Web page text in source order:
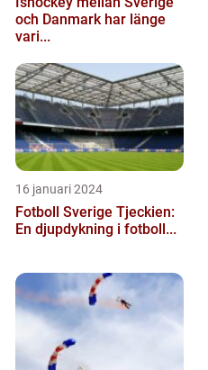
och Danmark har länge
vari...
16 januari 2024
Fotboll Sverige Tjeckien:
En djupdykning i fotboll...